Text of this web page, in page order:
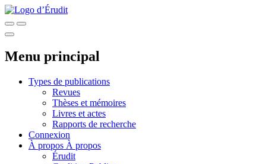
Menu principal
Types de publications
Revues
Thèses et mémoires
Livres et actes
Rapports de recherche
Connexion
À propos À propos
Érudit